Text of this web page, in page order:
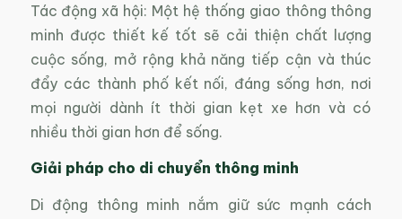
Tác động xã hội: Một hệ thống giao thông thông
minh được thiết kế tốt sẽ cải thiện chất lượng
cuộc sống, mở rộng khả năng tiếp cận và thúc
đẩy các thành phố kết nối, đáng sống hơn, nơi
mọi người dành ít thời gian kẹt xe hơn và có
nhiều thời gian hơn để sống.
Giải pháp cho di chuyển thông minh
Di động thông minh nắm giữ sức mạnh cách